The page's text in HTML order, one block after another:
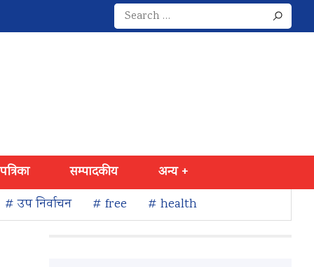
Search
for:
सम्पादकीय
अन्य +
# उप निर्वाचन # free # health